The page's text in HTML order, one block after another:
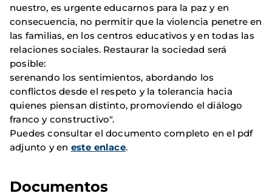
nuestro, es urgente educarnos para la paz y en
consecuencia, no permitir que la violencia penetre en
las familias, en los centros educativos y en todas las
relaciones sociales. Restaurar la sociedad será
posible:
serenando los sentimientos, abordando los
conflictos desde el respeto y la tolerancia hacia
quienes piensan distinto, promoviendo el diálogo
franco y constructivo".
Puedes consultar el documento completo en el pdf
adjunto y en este enlace.
Documentos